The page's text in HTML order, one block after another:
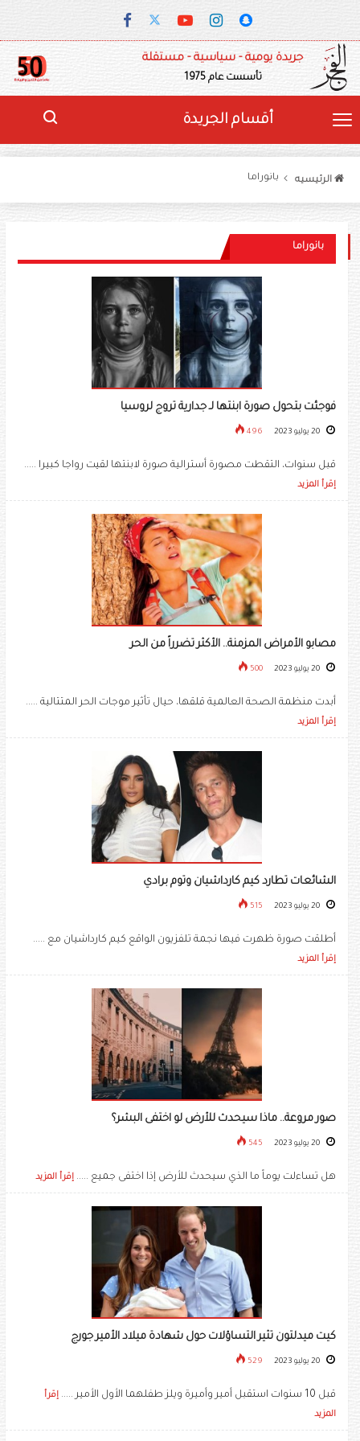
جريدة يومية - سياسية - مستقلة
تأسست عام 1975
أقسام الجريدة
الرئيسيه بانوراما
بانوراما
فوجئت بتحول صورة ابنتها لـ جدارية تروج لروسيا
496
قبل سنوات، التقطت مصورة أسترالية صورة لابنتها لقيت رواجا كبيرا .....
إقرأ المزيد
مصابو الأمراض المزمنة.. الأكثر تضرراً من الحر
500
أبدت منظمة الصحة العالمية قلقها، حيال تأثير موجات الحر المتتالية .....
إقرأ المزيد
الشائعات تطارد كيم كارداشيان وتوم برادي
515
أطلقت صورة ظهرت فيها نجمة تلفزيون الواقع كيم كارداشيان مع .....
إقرأ المزيد
صور مروعة.. ماذا سيحدث للأرض لو اختفى البشر؟
545
هل تساءلت يوماً ما الذي سيحدث للأرض إذا اختفى جميع ..... إقرأ المزيد
كيت ميدلتون تثير التساؤلات حول شهادة ميلاد الأمير جورج
529
قبل 10 سنوات استقبل أمير وأميرة ويلز طفلهما الأول الأمير .....
إقرأ
المزيد